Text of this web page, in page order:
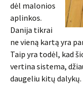
dėl malonios
aplinkos.
Danija tikrai
ne vieną kartą yra
Taip yra todėl, kad
vertina sistema,
daugeliu kitų